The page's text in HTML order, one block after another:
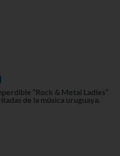
“Rock & Metal Ladies”
de la música uruguaya.